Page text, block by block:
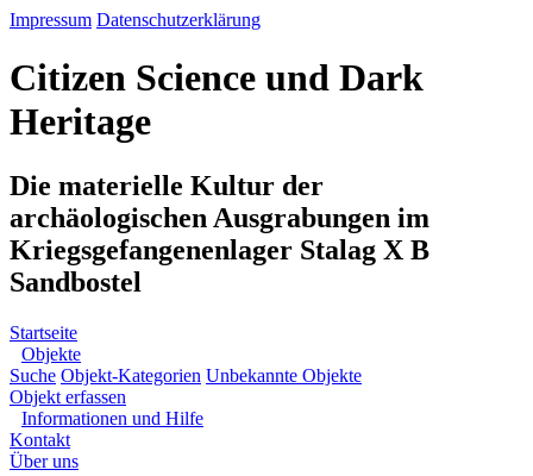
Impressum Datenschutzerklärung
Citizen Science und Dark
Heritage
Die materielle Kultur der
archäologischen Ausgrabungen im
Kriegsgefangenenlager Stalag X B
Sandbostel
Startseite
Objekte
Suche Objekt-Kategorien Unbekannte Objekte
Objekt erfassen
Informationen und Hilfe
Kontakt
Über uns